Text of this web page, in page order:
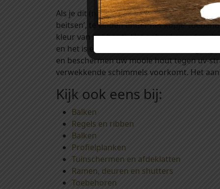
Als je dit (natuurlijke) proces van
beitsen’, te vinden onder het kopje
kleur van het hout). Het gebruik van deze
en het is een decoratieve bescherming
en beschermen uw mooie hout tegen uv-
verwekkende schimmels voorkomt. Het
Kijk ook eens bij:
Balken
Regels en ribben
Balken
Profielplanken
Tuinschermen en afdeklatten
Ramen, deuren en shutters
Toebehoren